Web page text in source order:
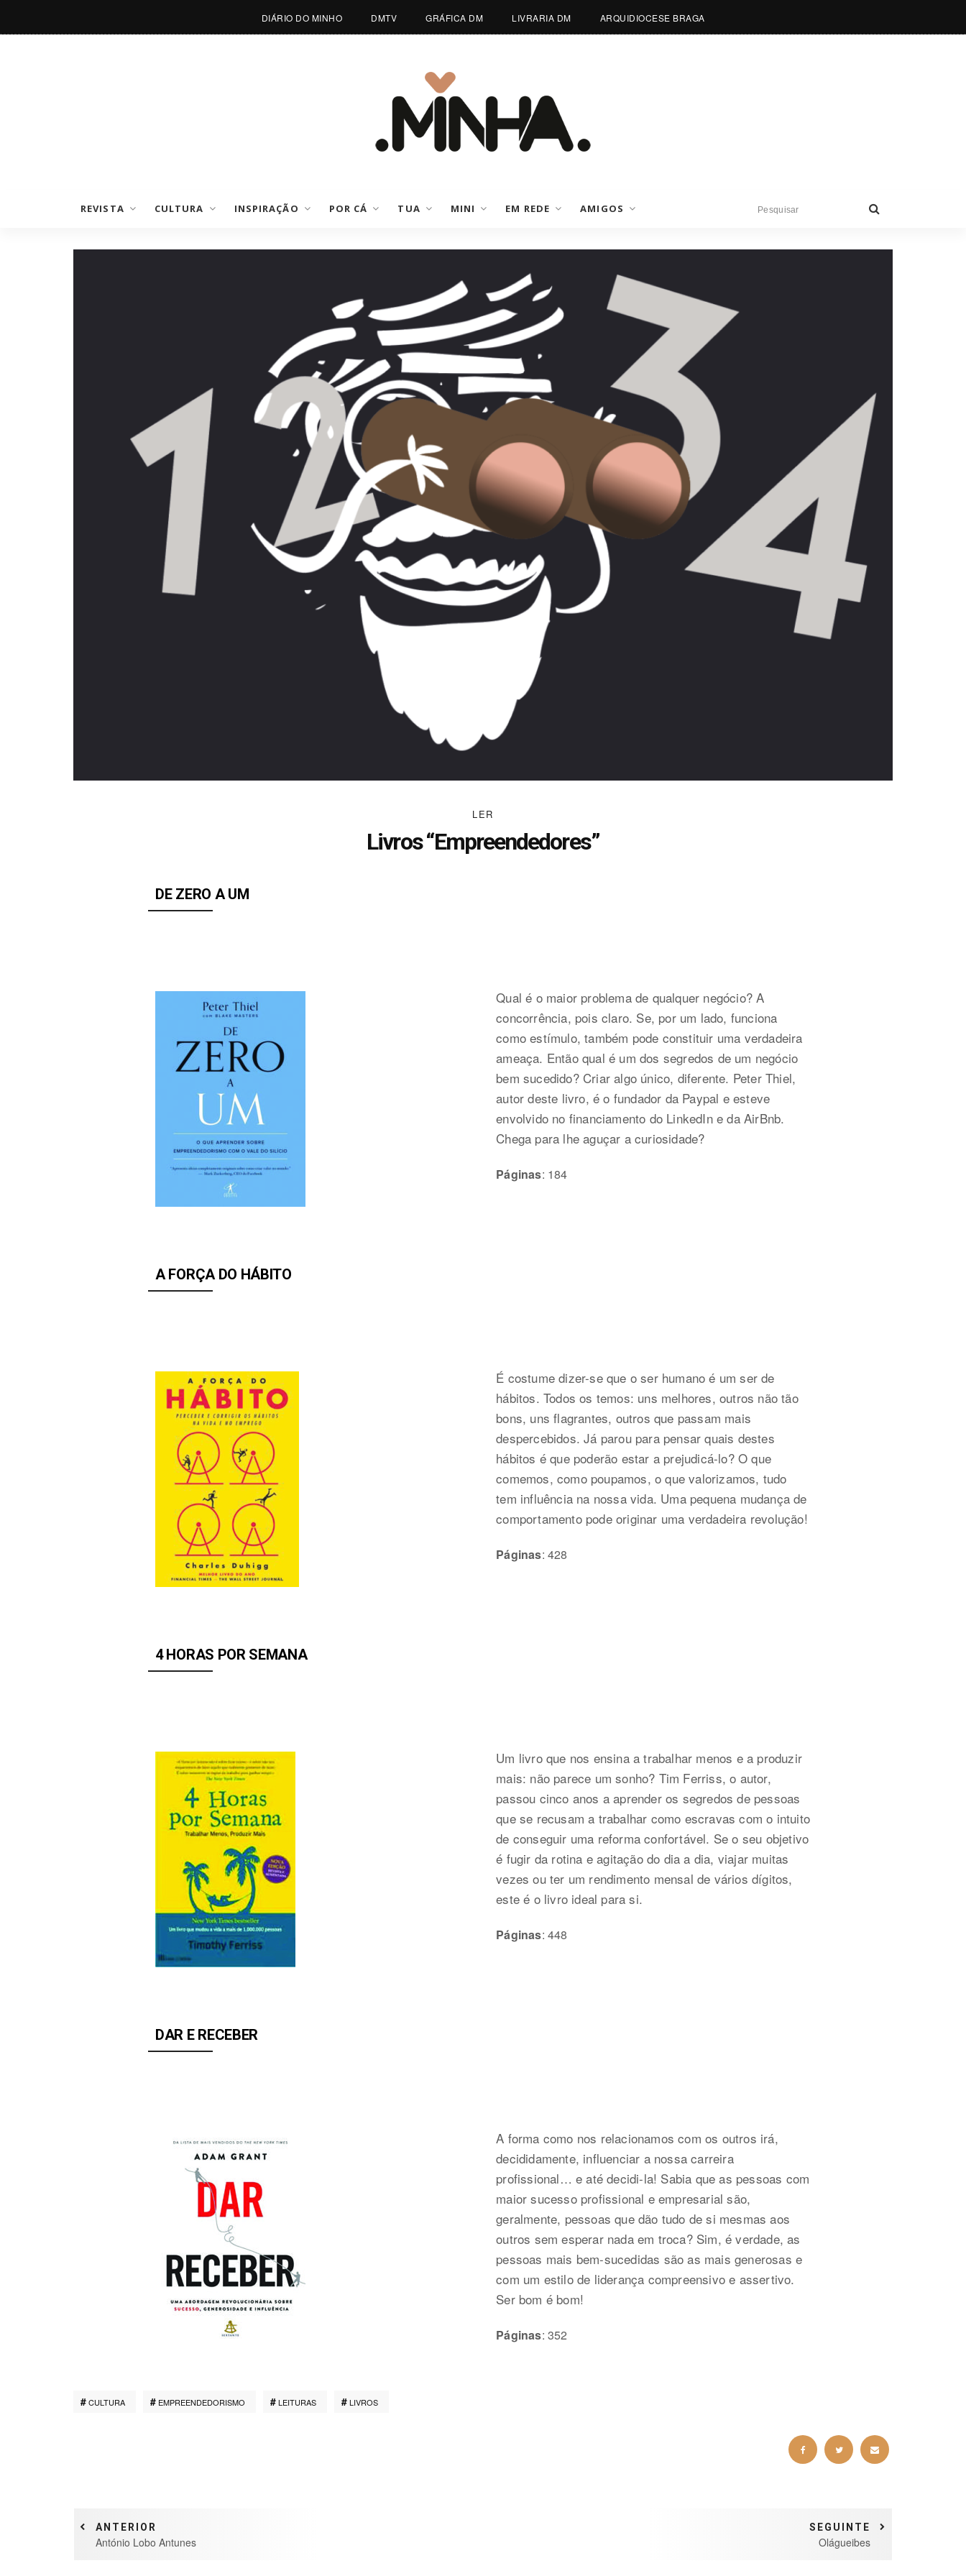
DIÁRIO DO MINHO DMTV GRÁFICA DM LIVRARIA DM ARQUIDIOCESE BRAGA
REVISTA CULTURA INSPIRAÇÃO POR CÁ TUA MINI EM REDE AMIGOS
LER
Livros “Empreendedores”
DE ZERO A UM
Qual é o maior problema de qualquer negócio? A
concorrência, pois claro. Se, por um lado, funciona
como estímulo, também pode constituir uma verdadeira
ameaça. Então qual é um dos segredos de um negócio
bem sucedido? Criar algo único, diferente. Peter Thiel,
autor deste livro, é o fundador da Paypal e esteve
envolvido no financiamento do LinkedIn e da AirBnb.
Chega para lhe aguçar a curiosidade?
Páginas: 184
A FORÇA DO HÁBITO
É costume dizer-se que o ser humano é um ser de
hábitos. Todos os temos: uns melhores, outros não tão
bons, uns flagrantes, outros que passam mais
despercebidos. Já parou para pensar quais destes
hábitos é que poderão estar a prejudicá-lo? O que
comemos, como poupamos, o que valorizamos, tudo
tem influência na nossa vida. Uma pequena mudança de
comportamento pode originar uma verdadeira revolução!
Páginas: 428
4 HORAS POR SEMANA
Um livro que nos ensina a trabalhar menos e a produzir
mais: não parece um sonho? Tim Ferriss, o autor,
passou cinco anos a aprender os segredos de pessoas
que se recusam a trabalhar como escravas com o intuito
de conseguir uma reforma confortável. Se o seu objetivo
é fugir da rotina e agitação do dia a dia, viajar muitas
vezes ou ter um rendimento mensal de vários dígitos,
este é o livro ideal para si.
Páginas: 448
DAR E RECEBER
A forma como nos relacionamos com os outros irá,
decididamente, influenciar a nossa carreira
profissional… e até decidi-la! Sabia que as pessoas com
maior sucesso profissional e empresarial são,
geralmente, pessoas que dão tudo de si mesmas aos
outros sem esperar nada em troca? Sim, é verdade, as
pessoas mais bem-sucedidas são as mais generosas e
com um estilo de liderança compreensivo e assertivo.
Ser bom é bom!
Páginas: 352
CULTURA EMPREENDEDORISMO LEITURAS LIVROS
ANTERIOR
António Lobo Antunes
SEGUINTE
Olágueibes